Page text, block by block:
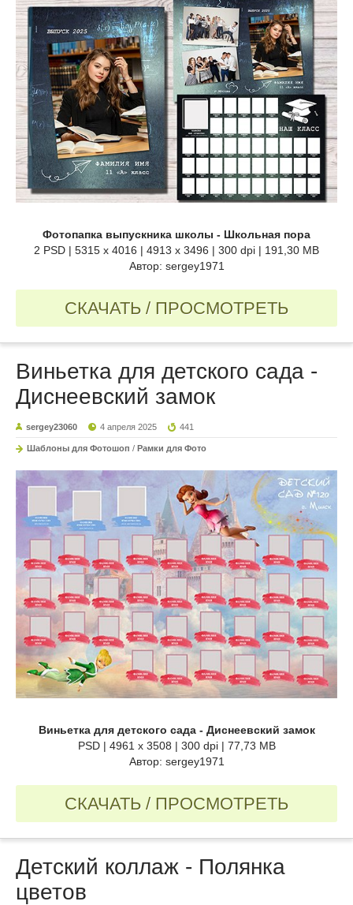
Фотопапка выпускника школы - Школьная пора
2 PSD | 5315 x 4016 | 4913 x 3496 | 300 dpi | 191,30 MB
Автор: sergey1971
СКАЧАТЬ / ПРОСМОТРЕТЬ
Виньетка для детского сада -
Диснеевский замок
sergey23060 4 апреля 2025 441
Шаблоны для Фотошоп / Рамки для Фото
Виньетка для детского сада - Диснеевский замок
PSD | 4961 x 3508 | 300 dpi | 77,73 MB
Автор: sergey1971
СКАЧАТЬ / ПРОСМОТРЕТЬ
Детский коллаж - Полянка
цветов